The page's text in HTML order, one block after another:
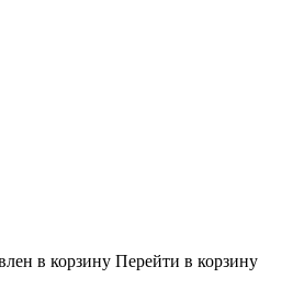
в корзину Перейти в корзину